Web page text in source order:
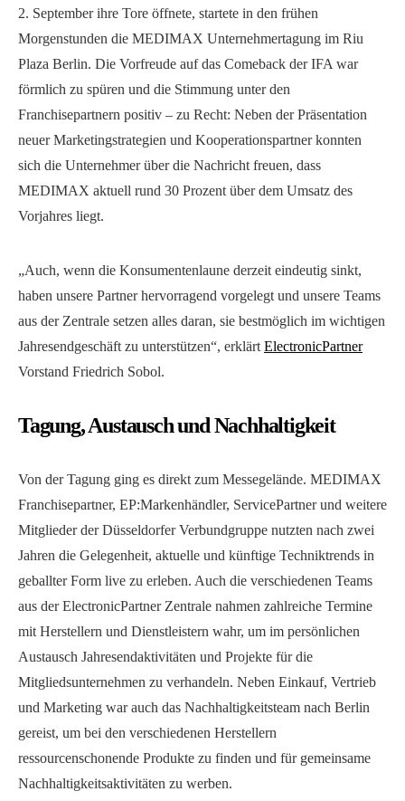
2. September ihre Tore öffnete, startete in den frühen
Morgenstunden die MEDIMAX Unternehmertagung im Riu
Plaza Berlin. Die Vorfreude auf das Comeback der IFA war
förmlich zu spüren und die Stimmung unter den
Franchisepartnern positiv – zu Recht: Neben der Präsentation
neuer Marketingstrategien und Kooperationspartner konnten
sich die Unternehmer über die Nachricht freuen, dass
MEDIMAX aktuell rund 30 Prozent über dem Umsatz des
Vorjahres liegt.
„Auch, wenn die Konsumentenlaune derzeit eindeutig sinkt,
haben unsere Partner hervorragend vorgelegt und unsere Teams
aus der Zentrale setzen alles daran, sie bestmöglich im wichtigen
Jahresendgeschäft zu unterstützen“, erklärt ElectronicPartner
Vorstand Friedrich Sobol.
Tagung, Austausch und Nachhaltigkeit
Von der Tagung ging es direkt zum Messegelände. MEDIMAX
Franchisepartner, EP:Markenhändler, ServicePartner und weitere
Mitglieder der Düsseldorfer Verbundgruppe nutzten nach zwei
Jahren die Gelegenheit, aktuelle und künftige Techniktrends in
geballter Form live zu erleben. Auch die verschiedenen Teams
aus der ElectronicPartner Zentrale nahmen zahlreiche Termine
mit Herstellern und Dienstleistern wahr, um im persönlichen
Austausch Jahresendaktivitäten und Projekte für die
Mitgliedsunternehmen zu verhandeln. Neben Einkauf, Vertrieb
und Marketing war auch das Nachhaltigkeitsteam nach Berlin
gereist, um bei den verschiedenen Herstellern
ressourcenschonende Produkte zu finden und für gemeinsame
Nachhaltigkeitsaktivitäten zu werben.